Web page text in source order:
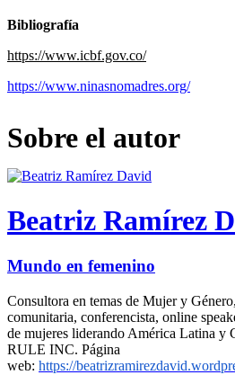
Bibliografía
https://www.icbf.gov.co/
https://www.ninasnomadres.org/
Sobre el autor
Beatriz Ramírez
Mundo en femenino
Consultora en temas de Mujer y
comunitaria, conferencista, online
de mujeres liderando América Latina y
RULE INC. Página
web: https://